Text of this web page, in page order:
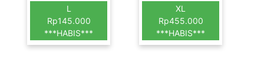
L
Rp145.000
***HABIS***
XL
Rp455.000
***HABIS***